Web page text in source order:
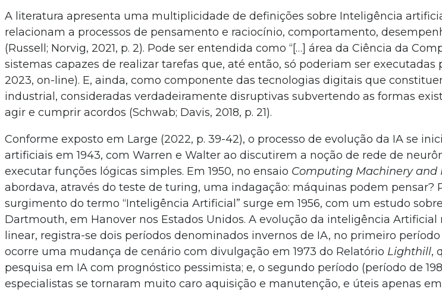
A literatura apresenta uma multiplicidade de definições sobre Inteligência
relacionam a processos de pensamento e raciocínio, comportamento,
(Russell; Norvig, 2021, p. 2). Pode ser entendida como “[…] área da Ciência da
sistemas capazes de realizar tarefas que, até então, só poderiam ser executadas
2023, on-line). E, ainda, como componente das tecnologias digitais que
industrial, consideradas verdadeiramente disruptivas subvertendo as formas
agir e cumprir acordos (Schwab; Davis, 2018, p. 21).
Conforme exposto em Large (2022, p. 39-42), o processo de evolução da IA se
artificiais em 1943, com Warren e Walter ao discutirem a noção de rede de
executar funções lógicas simples. Em 1950, no ensaio Computing Machinery and
abordava, através do teste de turing, uma indagação: máquinas podem pensar?
surgimento do termo “Inteligência Artificial” surge em 1956, com um estudo
Dartmouth, em Hanover nos Estados Unidos. A evolução da inteligência Artificial
linear, registra-se dois períodos denominados invernos de IA, no primeiro período
ocorre uma mudança de cenário com divulgação em 1973 do Relatório Lighthill,
pesquisa em IA com prognóstico pessimista; e, o segundo período (período de
especialistas se tornaram muito caro aquisição e manutenção, e úteis apenas